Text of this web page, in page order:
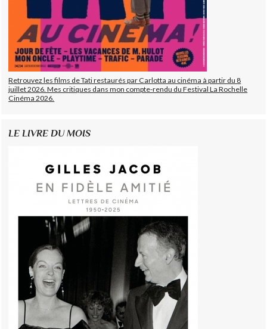
Retrouvez les films de Tati restaurés par Carlotta au cinéma à partir du 8
juillet 2026. Mes critiques dans mon compte-rendu du Festival La Rochelle
Cinéma 2026.
LE LIVRE DU MOIS